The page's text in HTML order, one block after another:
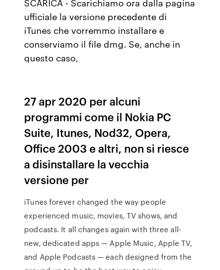
ufficiale la versione precedente di
iTunes che vorremmo installare e
conserviamo il file dmg. Se, anche in
questo caso,
27 apr 2020 per alcuni
programmi come il Nokia PC
Suite, Itunes, Nod32, Opera,
Office 2003 e altri, non si riesce
a disinstallare la vecchia
versione per
iTunes forever changed the way people
experienced music, movies, TV shows, and
podcasts. It all changes again with three all-
new, dedicated apps — Apple Music, Apple TV,
and Apple Podcasts — each designed from the